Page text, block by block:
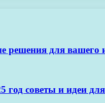
решения для вашего
советы и идеи